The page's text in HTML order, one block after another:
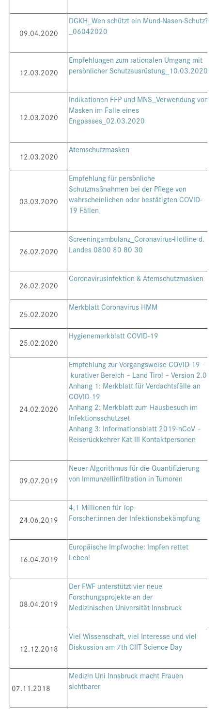
09.04.2020
DGKH_Wen schützt ein Mund-Nasen-Schutz?
_06042020
12.03.2020
Empfehlungen zum rationalen Umgang mit
persönlicher Schutzausrüstung_10.03.2020
12.03.2020
Indikationen FFP und MNS_Verwendung von
Masken im Falle eines
Engpasses_02.03.2020
12.03.2020
Atemschutzmasken
03.03.2020
Empfehlung für persönliche
Schutzmaßnahmen bei der Pflege von
wahrscheinlichen oder bestätigten COVID-
19 Fällen
26.02.2020
Screeningambulanz_Coronavirus-Hotline d.
Landes 0800 80 80 30
26.02.2020
Coronavirusinfektion & Atemschutzmasken
25.02.2020
Merkblatt Coronavirus HMM
25.02.2020
Hygienemerkblatt COVID-19
24.02.2020
Empfehlung zur Vorgangsweise COVID-19 –
kurativer Bereich – Land Tirol – Version 2.0
Anhang 1: Merkblatt für Verdachtsfälle an
COVID-19
Anhang 2: Merkblatt zum Hausbesuch im
Infektionsschutzset
Anhang 3: Informationsblatt 2019-nCoV –
Reiserückkehrer Kat III Kontaktpersonen
09.07.2019
Neuer Algorithmus für die Quantifizierung
von Immunzellinfiltration in Tumoren
24.06.2019
4,1 Millionen für Top-
Forscher:innen der Infektionsbekämpfung
16.04.2019
Europäische Impfwoche: Impfen rettet
Leben!
08.04.2019
Der FWF unterstützt vier neue
Forschungsprojekte an der
Medizinischen Universität Innsbruck
12.12.2018
Viel Wissenschaft, viel Interesse und viel
Diskussion am 7th CIIT Science Day
07.11.2018
Medizin Uni Innsbruck macht Frauen
sichtbarer